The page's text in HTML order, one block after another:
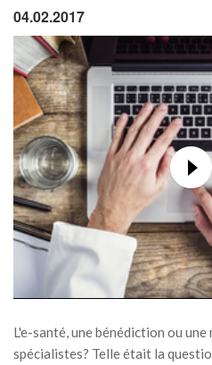
04.02.2017
L'e-santé, une bénédiction ou
spécialistes? Telle était la